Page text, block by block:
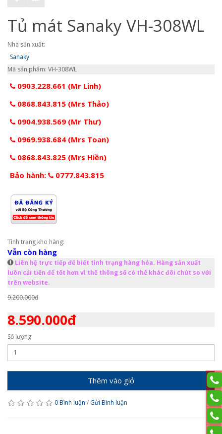
Tủ mát Sanaky VH-308WL
Nhà sản xuất:
Sanaky
Mã sản phẩm: VH-308WL
0903.228.661 (Mr Linh)
0868.843.815 (Mrs Thảo)
0904.938.569 (Mr Thư)
0969.938.684 (Mrs Toan)
0868.843.825 (Mrs Hiền)
Bảo hành:
0777.843.815
Tình trạng kho hàng:
Vẫn còn hàng
Liên hệ trực tiếp để biết tình trạng hàng hóa. Hàng sản xuất
luôn cải tiến để tốt hơn vì thế thông số có thể khác đôi chút so với
trên website.
9.200.000đ
8.590.000đ
Số lượng
Thêm vào giỏ
0 Bình luận / Gửi Bình luận